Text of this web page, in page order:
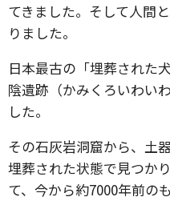
てきました。そして人間
りました。
日本最古の「埋葬された
陰遺跡（かみくろいわい
した。
その石灰岩洞窟から、土
埋葬された状態で見つか
て、今から約7000年前の